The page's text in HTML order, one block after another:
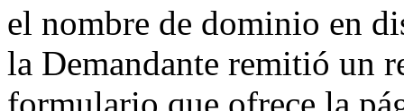
el nombre de dominio en
la Demandante remitió un
formulario que ofrece la